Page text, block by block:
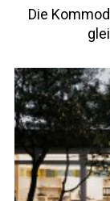
Die